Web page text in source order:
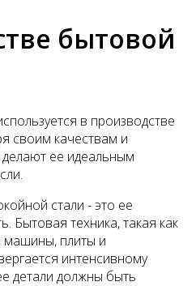
бытовой
в производстве
своим качествам и
делают ее идеальным
стали - это ее
Бытовая техника, такая как
машины, плиты и
интенсивному
детали должны быть